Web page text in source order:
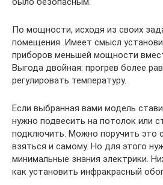
По мощности, исходя из своих
помещения. Имеет смысл
приборов меньшей мощности
Выгода двойная: прогрев более
регулировать температуру.
Если выбранная вами модель
нужно подвесить на потолок или
подключить. Можно поручить это
взяться и самому. Но для этого
минимальные знания электрики.
как установить инфракрасный